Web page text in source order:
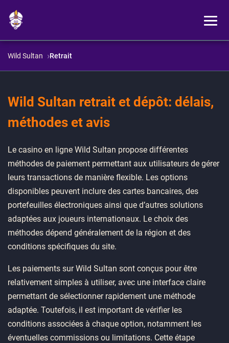
Wild Sultan Retrait
Wild Sultan retrait et dépôt: délais,
méthodes et avis
Le casino en ligne Wild Sultan propose différentes
méthodes de paiement permettant aux utilisateurs de gérer
leurs transactions de manière flexible. Les options
disponibles peuvent inclure des cartes bancaires, des
portefeuilles électroniques ainsi que d’autres solutions
adaptées aux joueurs internationaux. Le choix des
méthodes dépend généralement de la région et des
conditions spécifiques du site.
Les paiements sur Wild Sultan sont conçus pour être
relativement simples à utiliser, avec une interface claire
permettant de sélectionner rapidement une méthode
adaptée. Toutefois, il est important de vérifier les
conditions associées à chaque option, notamment les
éventuelles commissions ou limitations. Cette étape